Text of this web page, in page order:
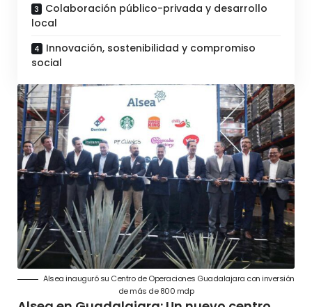
Colaboración público-privada y desarrollo
local
Innovación, sostenibilidad y compromiso
social
Alsea inauguró su Centro de Operaciones Guadalajara con inversión
de más de 800 mdp